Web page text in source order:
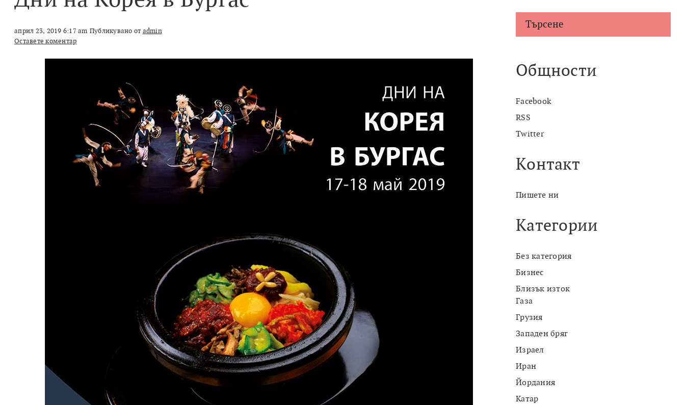
април 23, 2019 6:17 am Публикувано от admin
Оставете коментар
Търсене
Общности
Facebook
RSS
Twitter
Контакт
Пишете ни
Категории
Без категория
Бизнес
Близък изток
Газа
Грузия
Западен бряг
Израел
Иран
Йордания
Катар